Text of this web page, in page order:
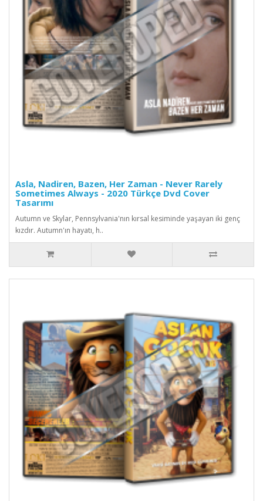
Asla, Nadiren, Bazen, Her Zaman - Never Rarely
Sometimes Always - 2020 Türkçe Dvd Cover
Tasarımı
Autumn ve Skylar, Pennsylvania'nın kırsal kesiminde yaşayan iki genç
kızdır. Autumn'ın hayatı, h..